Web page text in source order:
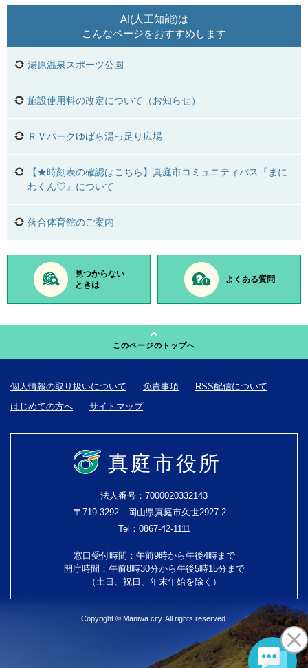
AI(人工知能)は
こんなページをおすすめします
湯原温泉スポーツ公園
施設使用料の改定について（お知らせ）
ＲＶパークゆばら湯っ足り広場
【★時刻表の確認はこちら】真庭市コミュニティバス『まに
わくん♡』について
落合体育館のご案内
見つからない
ときは
よくある質問
このページのトップへ
個人情報の取り扱いについて 免責事項
RSS配信について
はじめての方へ
サイトマップ
真庭市役所
法人番号：7000020332143
〒719-3292 岡山県真庭市久世2927-2
Tel：0867-42-1111
窓口受付時間：午前9時から午後4時まで
開庁時間：午前8時30分から午後5時15分まで
（土日、祝日、年末年始を除く）
Copyright © Maniwa city. All rights reserved.